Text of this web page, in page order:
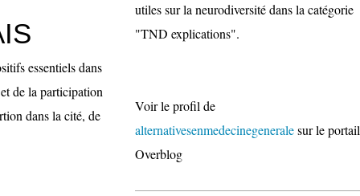
essentiels dans
de la participation
dans la cité, de
utiles sur la neurodiversité dans la catégorie
"TND explications".
Voir le profil de
alternativesenmedecinegeneralesur le portail
Overblog